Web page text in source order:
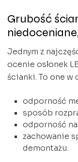
Grubość
Jednym z
ocenie osłonek
ścianki. To one w
odporność
sposób
odporność
zachowanie
demontażu.